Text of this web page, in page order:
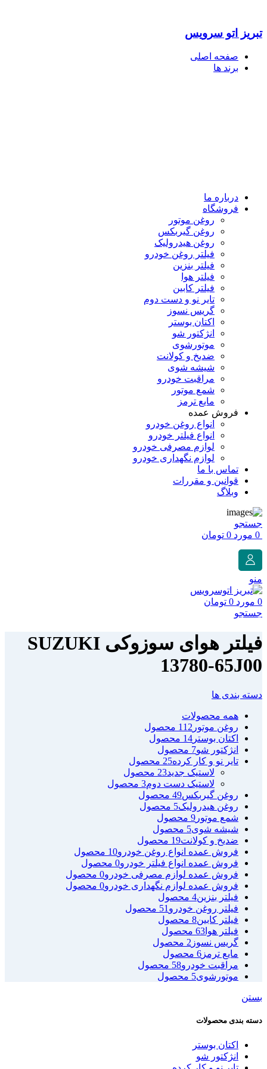
تبریز اتو سرویس
صفحه اصلی
برند ها
درباره ما
فروشگاه
روغن موتور
روغن گیربکس
روغن هیدرولیک
فیلتر روغن خودرو
فیلتر بنزین
فیلتر هوا
فیلتر کابین
تایر نو و دست دوم
گریس نسوز
اکتان بوستر
انژکتور شو
موتورشوی
ضدیخ و کولانت
شیشه شوی
مراقبت خودرو
شمع موتور
مایع ترمز
فروش عمده
انواع روغن خودرو
انواع فیلتر خودرو
لوازم مصرفی خودرو
لوازم نگهداری خودرو
تماس با ما
قوانین و مقررات
وبلاگ
جستجو
0 مورد 0 تومان
منو
0 مورد 0 تومان
جستجو
فیلتر هوای سوزوکی SUZUKI
13780-65J00
دسته بندی ها
همه محصولات
روغن موتور 112 محصول
اکتان بوستر 14 محصول
انژکتور شو7 محصول
تایر نو و کار کرده25 محصول
لاستیک جدید23 محصول
لاستیک دست دوم3 محصول
روغن گیربکس49 محصول
روغن هیدرولیک5 محصول
شمع موتور 9 محصول
شیشه شوی5 محصول
ضدیخ و کولانت19 محصول
فروش عمده انواع روغن خودرو10 محصول
فروش عمده انواع فیلتر خودرو0 محصول
فروش عمده لوازم مصرفی خودرو0 محصول
فروش عمده لوازم نگهداری خودرو0 محصول
فیلتر بنزین4 محصول
فیلتر روغن خودرو 51 محصول
فیلتر کابین8 محصول
فیلتر هوا 63 محصول
گریس نسوز 2 محصول
مایع ترمز 6 محصول
مراقبت خودرو58 محصول
موتورشوی5 محصول
بستن
دسته بندی محصولات
اکتان بوستر
انژکتور شو